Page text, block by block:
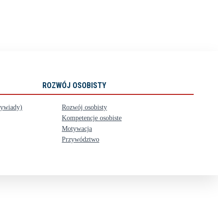
ROZWÓJ OSOBISTY
Rozwój osobisty
Kompetencje osobiste
Motywacja
Przywództwo